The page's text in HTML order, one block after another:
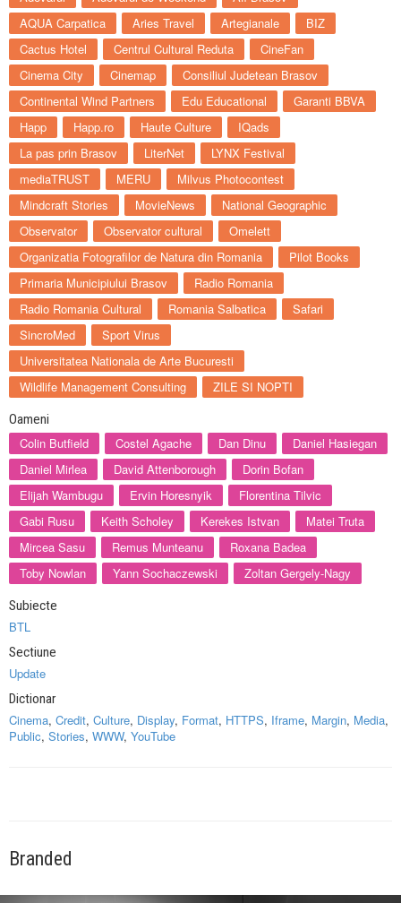
AQUA Carpatica
Aries Travel Artegianale
BIZ
Cactus Hotel
Centrul Cultural Reduta
CineFan
Cinema City
Cinemap
Consiliul Judetean Brasov
Continental Wind Partners
Edu Educational
Garanti BBVA
Happ
Happ.ro Haute Culture
IQads
La pas prin Brasov
LiterNet
LYNX Festival
mediaTRUST
MERU
Milvus Photocontest
Mindcraft Stories
MovieNews
National Geographic
Observator
Observator cultural
Omelett
Organizatia Fotografilor de Natura din Romania
Pilot Books
Primaria Municipiului Brasov
Radio Romania
Radio Romania Cultural
Romania Salbatica
Safari
SincroMed
Sport Virus
Universitatea Nationala de Arte Bucuresti
Wildlife Management Consulting
ZILE SI NOPTI
Oameni
Colin Butfield Costel Agache Dan Dinu
Daniel Hasiegan
Daniel Mirlea
David Attenborough
Dorin Bofan
Elijah Wambugu
Ervin Horesnyik
Florentina Tilvic
Gabi Rusu
Keith Scholey Kerekes Istvan
Matei Truta
Mircea Sasu
Remus Munteanu
Roxana Badea
Toby Nowlan
Yann Sochaczewski Zoltan Gergely-Nagy
Subiecte
BTL
Sectiune
Update
Dictionar
Cinema, Credit, Culture, Display, Format, HTTPS, Iframe, Margin, Media,
Public, Stories, WWW, YouTube
Branded